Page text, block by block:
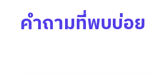
คำถามที่พบบ่อย